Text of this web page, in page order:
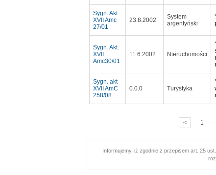
Sygn. Akt
XVII Amc
27/01
23.8.2002
System
argentyński
Sygn. Akt.
XVII
Amc30/01
11.6.2002 Nieruchomości
Sygn. akt
XVII AmC
258/08
0.0.0 Turystyka
< 1 ...
Informujemy, iż zgodnie z przepisem art. 25